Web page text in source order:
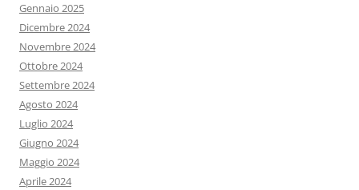
Gennaio 2025
Dicembre 2024
Novembre 2024
Ottobre 2024
Settembre 2024
Agosto 2024
Luglio 2024
Giugno 2024
Maggio 2024
Aprile 2024